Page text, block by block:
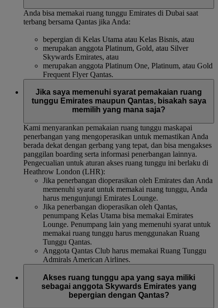
Anda bisa memakai ruang tunggu Emirates di Dubai saat
terbang bersama Qantas jika Anda:
bepergian di Kelas Utama atau Kelas Bisnis, atau
merupakan anggota Platinum, Gold, atau Silver
Skywards Emirates, atau
merupakan anggota Platinum One, Platinum, atau Gold
Frequent Flyer Qantas.
Jika saya memenuhi syarat pemakaian ruang
tunggu Emirates maupun Qantas, bisakah saya
memilih yang mana saja?
Kami menyarankan pemakaian ruang tunggu maskapai
penerbangan yang mengoperasikan untuk memastikan Anda
berada dekat dengan gerbang yang tepat, dan bisa mengakses
panggilan boarding serta informasi penerbangan lainnya.
Pengecualian untuk aturan akses ruang tunggu ini berlaku di
Heathrow London (LHR):
Jika penerbangan dioperasikan oleh Emirates dan Anda
memenuhi syarat untuk memakai ruang tunggu, Anda
harus mengunjungi Emirates Lounge.
Jika penerbangan dioperasikan oleh Qantas,
penumpang Kelas Utama bisa memakai Emirates
Lounge. Penumpang lain yang memenuhi syarat untuk
memakai ruang tunggu harus menggunakan Ruang
Tunggu Qantas.
Anggota Qantas Club harus memakai Ruang Tunggu
Admirals American Airlines.
Akses ruang tunggu apa yang saya miliki
sebagai anggota Skywards Emirates yang
bepergian dengan Qantas?